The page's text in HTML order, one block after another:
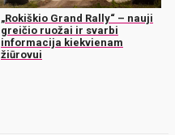
„Rokiškio Grand Rally“ – nauji
greičio ruožai ir svarbi
informacija kiekvienam
žiūrovui